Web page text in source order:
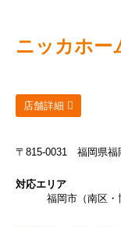
ニッカホー
店舗詳細
〒815-0031 福岡県福
対応エリア
福岡市（南区